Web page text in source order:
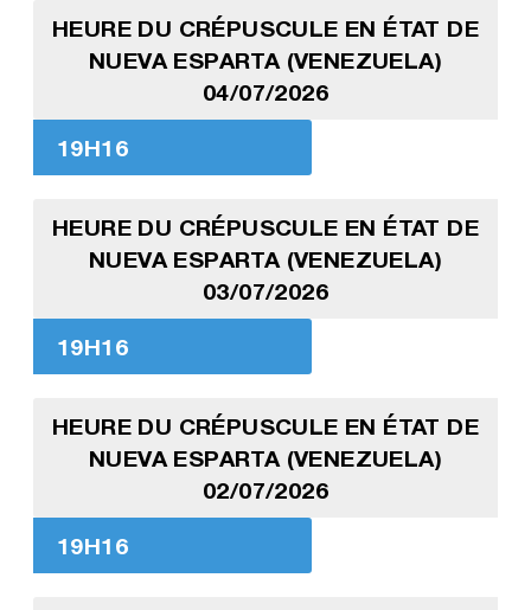
HEURE DU CRÉPUSCULE EN ÉTAT DE
NUEVA ESPARTA (VENEZUELA)
04/07/2026
19H16
HEURE DU CRÉPUSCULE EN ÉTAT DE
NUEVA ESPARTA (VENEZUELA)
03/07/2026
19H16
HEURE DU CRÉPUSCULE EN ÉTAT DE
NUEVA ESPARTA (VENEZUELA)
02/07/2026
19H16